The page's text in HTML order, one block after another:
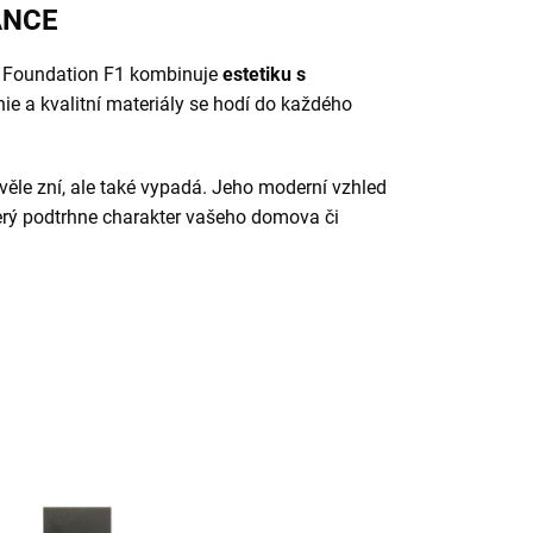
F1 kombinuje estetiku s
a kvalitní materiály se hodí do každého
zní, ale také vypadá. Jeho moderní vzhled
podtrhne charakter vašeho domova či